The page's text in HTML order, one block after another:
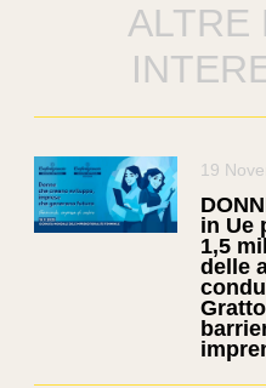
ALTRE
19
in Ue
1,5
delle